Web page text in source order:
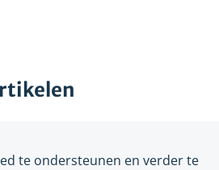
te ondersteunen en verder te